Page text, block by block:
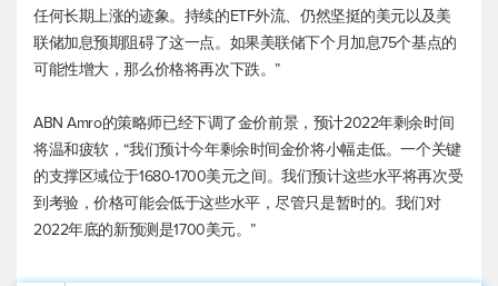
任何长期上涨的迹象。持续的ETF外流、仍然坚挺的美元以及美
联储加息预期阻碍了这一点。如果美联储下个月加息75个基点的
可能性增大，那么价格将再次下跌。”
ABN Amro的策略师已经下调了金价前景，预计2022年剩余时间
将温和疲软，“我们预计今年剩余时间金价将小幅走低。一个关键
的支撑区域位于1680-1700美元之间。我们预计这些水平将再次受
到考验，价格可能会低于这些水平，尽管只是暂时的。我们对
2022年底的新预测是1700美元。”